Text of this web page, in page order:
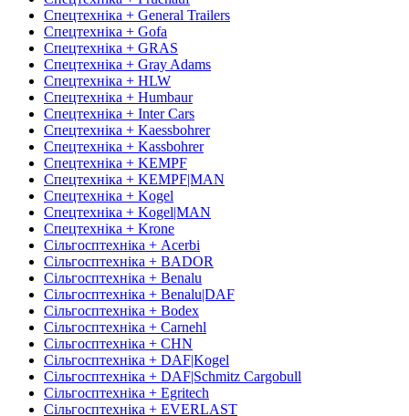
Спецтехніка + General Trailers
Спецтехніка + Gofa
Спецтехніка + GRAS
Спецтехніка + Gray Adams
Спецтехніка + HLW
Спецтехніка + Humbaur
Спецтехніка + Inter Cars
Спецтехніка + Kaessbohrer
Спецтехніка + Kassbohrer
Спецтехніка + KEMPF
Спецтехніка + KEMPF|MAN
Спецтехніка + Kogel
Спецтехніка + Kogel|MAN
Спецтехніка + Krone
Сільгосптехніка + Acerbi
Сільгосптехніка + BADOR
Сільгосптехніка + Benalu
Сільгосптехніка + Benalu|DAF
Сільгосптехніка + Bodex
Сільгосптехніка + Carnehl
Сільгосптехніка + CHN
Сільгосптехніка + DAF|Kogel
Сільгосптехніка + DAF|Schmitz Cargobull
Сільгосптехніка + Egritech
Сільгосптехніка + EVERLAST